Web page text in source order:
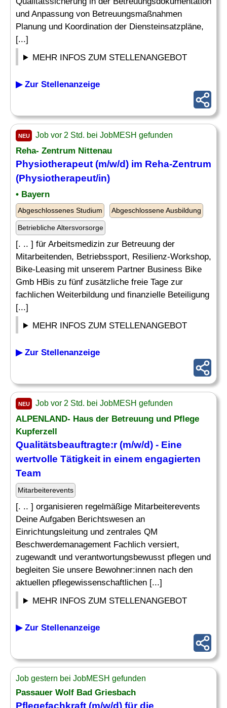
und Anpassung von Betreuungsmaßnahmen
Planung und Koordination der Diensteinsatzpläne,
[...]
MEHR INFOS ZUM STELLENANGEBOT
▶ Zur Stellenanzeige
NEU Job vor 2 Std. bei JobMESH gefunden
Reha- Zentrum Nittenau
Physiotherapeut (m/w/d) im Reha-Zentrum
(Physiotherapeut/in)
• Bayern
Abgeschlossenes Studium Abgeschlossene Ausbildung
Betriebliche Altersvorsorge
[. .. ] für Arbeitsmedizin zur Betreuung der
Mitarbeitenden, Betriebssport, Resilienz-Workshop,
Bike-Leasing mit unserem Partner Business Bike
Gmb HBis zu fünf zusätzliche freie Tage zur
fachlichen Weiterbildung und finanzielle Beteiligung
[...]
MEHR INFOS ZUM STELLENANGEBOT
▶ Zur Stellenanzeige
NEU Job vor 2 Std. bei JobMESH gefunden
ALPENLAND- Haus der Betreuung und Pflege
Kupferzell
Qualitätsbeauftragte:r (m/w/d) - Eine
wertvolle Tätigkeit in einem engagierten
Team
Mitarbeiterevents
[. .. ] organisieren regelmäßige Mitarbeiterevents
Deine Aufgaben Berichtswesen an
Einrichtungsleitung und zentrales QM
Beschwerdemanagement Fachlich versiert,
zugewandt und verantwortungsbewusst pflegen und
begleiten Sie unsere Bewohner:innen nach den
aktuellen pflegewissenschaftlichen [...]
MEHR INFOS ZUM STELLENANGEBOT
▶ Zur Stellenanzeige
Job gestern bei JobMESH gefunden
Passauer Wolf Bad Griesbach
Pflegefachkraft (m/w/d) für die